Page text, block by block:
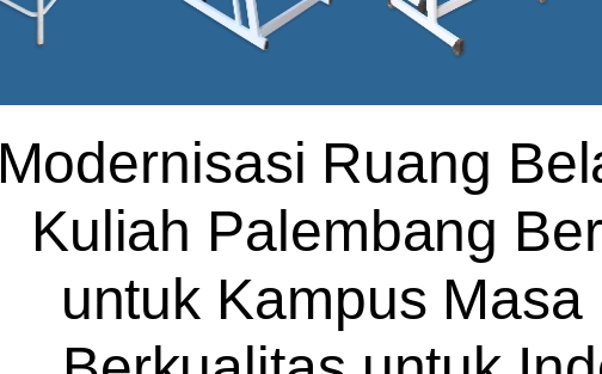
Modernisasi Ruang
Kuliah Palembang
untuk Kampus Masa